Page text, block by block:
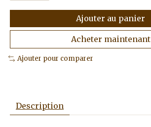
Ajouter au panier
Acheter maintenant
Ajouter pour comparer
Description